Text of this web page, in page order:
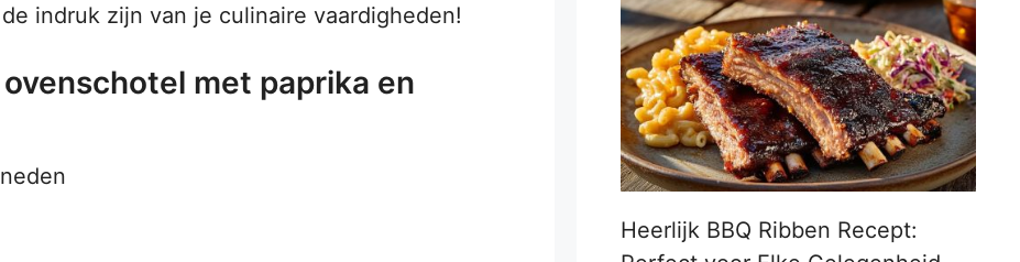
indruk zijn van je culinaire vaardigheden!
met paprika en
Heerlijk BBQ Ribben Recept: